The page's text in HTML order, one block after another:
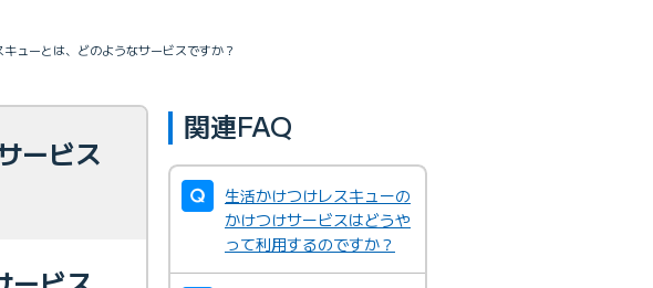
ューとは、どのようなサービスですか？
ービス
関連FAQ
生活かけつけレスキューの
かけつけサービスはどうや
って利用するのですか？